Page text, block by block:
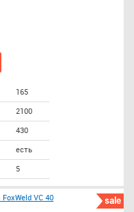
165
2100
430
есть
5
sale
VC 40